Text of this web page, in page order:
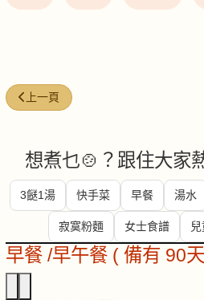
上一篇文章: 雞腿肉 (Chicken thigh)
上一頁
想煮乜🍲？跟住大家
3餸1湯 快手菜 早餐 湯水
寂寞粉麵 女士食譜
早餐 /早午餐 ( 備有 90